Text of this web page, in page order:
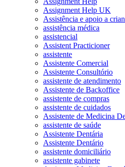
Assignment Help UK
Assistência e apoio a
assistência médica
assistencial
Assistent Practicioner
assistente
Assistente Comercial
Assistente Consultório
assistente de atendimento
Assistente de Backoffice
assistente de compras
assistente de cuidados
Assistente de Medicina
assistente de saúde
Assistente Dentária
Assistente Dentário
assistente domiciliário
assistente gabinete